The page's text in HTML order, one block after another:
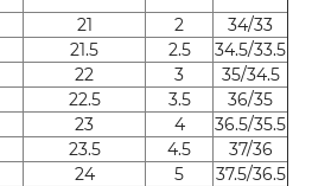
21 2
34/33
21.5 2.5
34.5/33.5
22 3
35/34.5
22.5 3.5
36/35
23 4
36.5/35.5
23.5 4.5
37/36
24 5
37.5/36.5